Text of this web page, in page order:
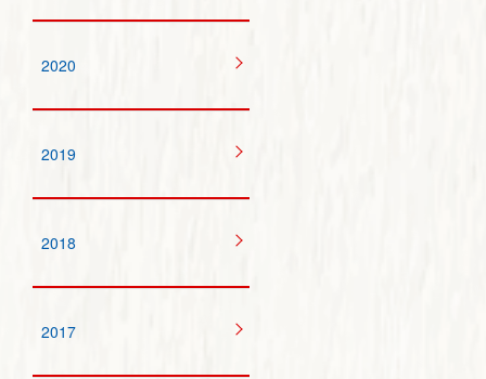
2020
2019
2018
2017